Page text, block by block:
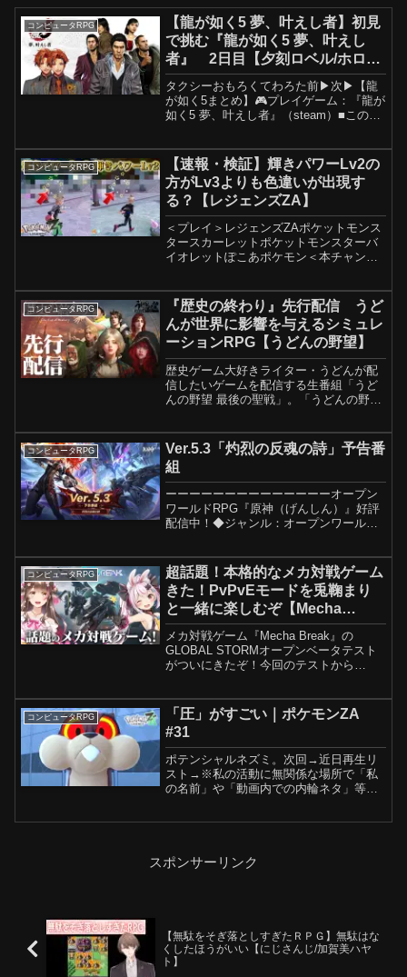
コンピュータRPG
【龍が如く5 夢、叶えし者】初見
で挑む『龍が如く5 夢、叶えし
者』 2日目【夕刻ロベル/ホロス
ターズ】※ネタバレあり
タクシーおもろくてわろた前▶次▶【龍
が如く5まとめ】🎮プレイゲーム：『龍が
如く5 夢、叶えし者』（steam）■この動
©SEGA-----------------------...
コンピュータRPG
【速報・検証】輝きパワーLv2の
方がLv3よりも色違いが出現す
る？【レジェンズZA】
＜プレイ＞レジェンズZAポケットモンス
タースカーレットポケットモンスターバ
イオレットぽこあポケモン＜本チャンネ
ネルTwitter＞【使用させて頂いている音
声】Voice...
コンピュータRPG
『歴史の終わり』先行配信 うど
んが世界に影響を与えるシミュレ
ーションRPG【うどんの野望】
歴史ゲーム大好きライター・うどんが配
信したいゲームを配信する生番組「うど
んの野望 最後の聖戦」。「うどんの野
世封建制がシミュレートされた広大なサ
ンドボックスで自...
コンピュータRPG
Ver.5.3「灼烈の反魂の詩」予告番
組
ーーーーーーーーーーーーーーオープン
ワールドRPG『原神（げんしん）』好評
配信中！◆ジャンル：オープンワールド
droid◆対応予定OS：Ninten...
コンピュータRPG
超話題！本格的なメカ対戦ゲーム
きた！PvPvEモードを兎鞠まり
と一緒に楽しむぞ【Mecha
BREAK／GLOBAL STORM オー
プンベータテスト】
メカ対戦ゲーム『Mecha Break』の
GLOBAL STORMオープンベータテスト
がついにきたぞ！今回のテストから
レイしてみてね！提供：Amazing Seas...
コンピュータRPG
「圧」がすごい｜ポケモンZA
#31
ポテンシャルネズミ。次回→近日再生リ
スト→※私の活動に無関係な場所で「私
の名前」や「動画内での内輪ネタ」等を
スポンサーリンク
【無駄をそぎ落としすぎたＲＰＧ】無駄はな
くしたほうがいい【にじさんじ/加賀美ハヤ
ト】